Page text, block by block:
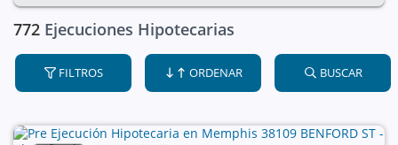
772 Ejecuciones Hipotecarias
FILTROS ORDENAR BUSCAR